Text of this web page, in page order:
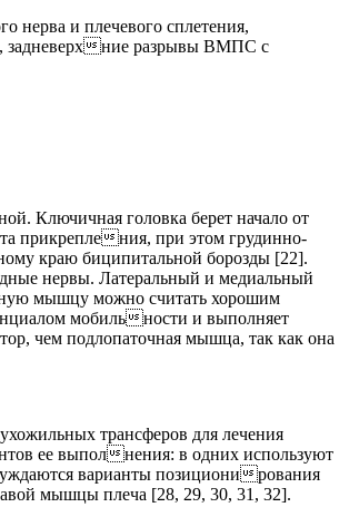
нерва и плечевого сплетения,
задневерхние разрывы ВМПС с
Ключичная головка берет начало от
прикрепления, при этом грудинно-
краю биципитальной борозды [22].
нервы. Латеральный и медиальный
мышцу можно считать хорошим
мобильности и выполняет
чем подлопаточная мышца, так как она
трансферов для лечения
ее выполнения: в одних используют
варианты позиционирования
мышцы плеча [28, 29, 30, 31, 32].